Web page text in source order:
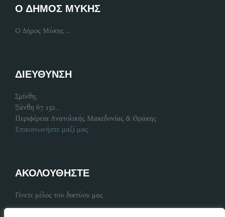
Ο ΔΗΜΟΣ ΜΥΚΗΣ
Ο Δήμος Μύκης ...
ΔΙΕΥΘΥΝΣΗ
Σμίνθη,
Ξάνθη 67 150 ,
Περιφέρεια Ανατολικής Μακεδονίας & Θράκης
Επικοινωνήστε μαζί μας
ΑΚΟΛΟΥΘΗΣΤΕ
Γίνετε μέλος του δικτύου μας